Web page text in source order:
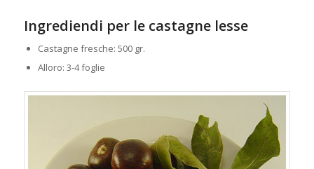
Ingrediendi per le castagne lesse
Castagne fresche: 500 gr.
Alloro: 3-4 foglie